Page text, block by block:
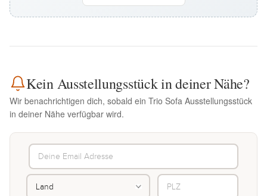
Kein Ausstellungsstück in deiner Nähe?
Wir benachrichtigen dich, sobald ein Trio Sofa Ausstellungsstück
in deiner Nähe verfügbar wird.